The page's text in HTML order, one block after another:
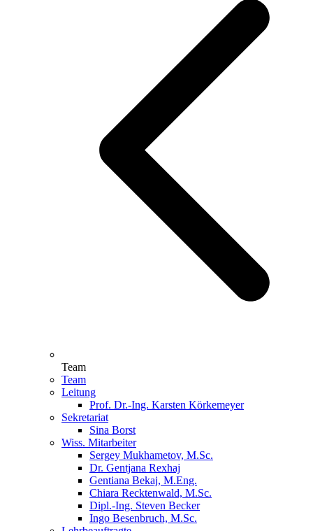
Team
Team
Leitung
Prof. Dr.-Ing. Karsten Körkemeyer
Sekretariat
Sina Borst
Wiss. Mitarbeiter
Sergey Mukhametov, M.Sc.
Dr. Gentjana Rexhaj
Gentiana Bekaj, M.Eng.
Chiara Recktenwald, M.Sc.
Dipl.-Ing. Steven Becker
Ingo Besenbruch, M.Sc.